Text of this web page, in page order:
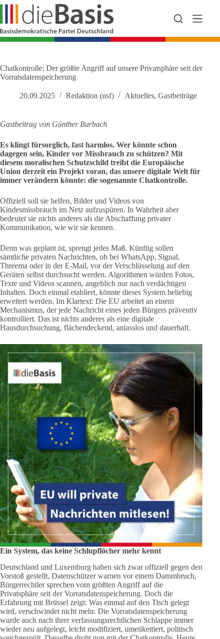
Zum
springen
Chatkontrolle: Der größte Angriff auf unsere Privatsphäre seit der
Vorratsdatenspeicherung
20.09.2025 Redaktion (nsf) Aktuelles, Gastbeiträge
Gastbeitrag von Günther Burbach
Es klingt fürsorglich, fast harmlos. Wer könnte schon
dagegen sein, Kinder vor Missbrauch zu schützen? Mit
diesem moralischen Schutzschild treibt die Europäische
Union derzeit ein Projekt voran, das unsere digitale Welt für
immer verändern könnte: die sogenannte Chatkontrolle.
Offiziell soll sie helfen, Bilder und Videos von
Kindesmissbrauch im Netz aufzuspüren. In Wahrheit aber
bedeutet sie nichts anderes als die Abschaffung privater
Kommunikation, wie wir sie kennen.
Denn was geplant ist, sprengt jedes Maß. Künftig sollen
sämtliche privaten Nachrichten, ob bei WhatsApp, Signal,
Threema oder in der E-Mail, vor der Verschlüsselung auf den
Geräten selbst durchsucht werden. Algorithmen würden Fotos,
Texte und Videos scannen, angeblich nur nach verdächtigen
Inhalten. Doch einmal etabliert, könnte dieses System beliebig
erweitert werden. Im Klartext: Die EU arbeitet an einem
Mechanismus, der jede Nachricht eines jeden Bürgers präventiv
kontrolliert. Das ist nichts anderes als eine digitale
Hausdurchsuchung, flächendeckend, anlasslos und dauerhaft.
Ein System, das keine Schlupflöcher mehr kennt
Deutschland und Luxemburg haben sich zwar offiziell gegen den
Vorstoß gestellt, Datenschützer warnen vor einem Dammbruch,
Bürgerrechtler sprechen vom größten Angriff auf die
Privatsphäre seit der Vorratsdatenspeicherung. Doch die
Erfahrung mit Brüssel zeigt: Was einmal auf den Tisch gelegt
wird, verschwindet nicht mehr. Die Vorratsdatenspeicherung
wurde auch nach ihrer verfassungsrechtlichen Schlappe immer
wieder neu aufgelegt, leicht modifiziert, umetikettiert, politisch